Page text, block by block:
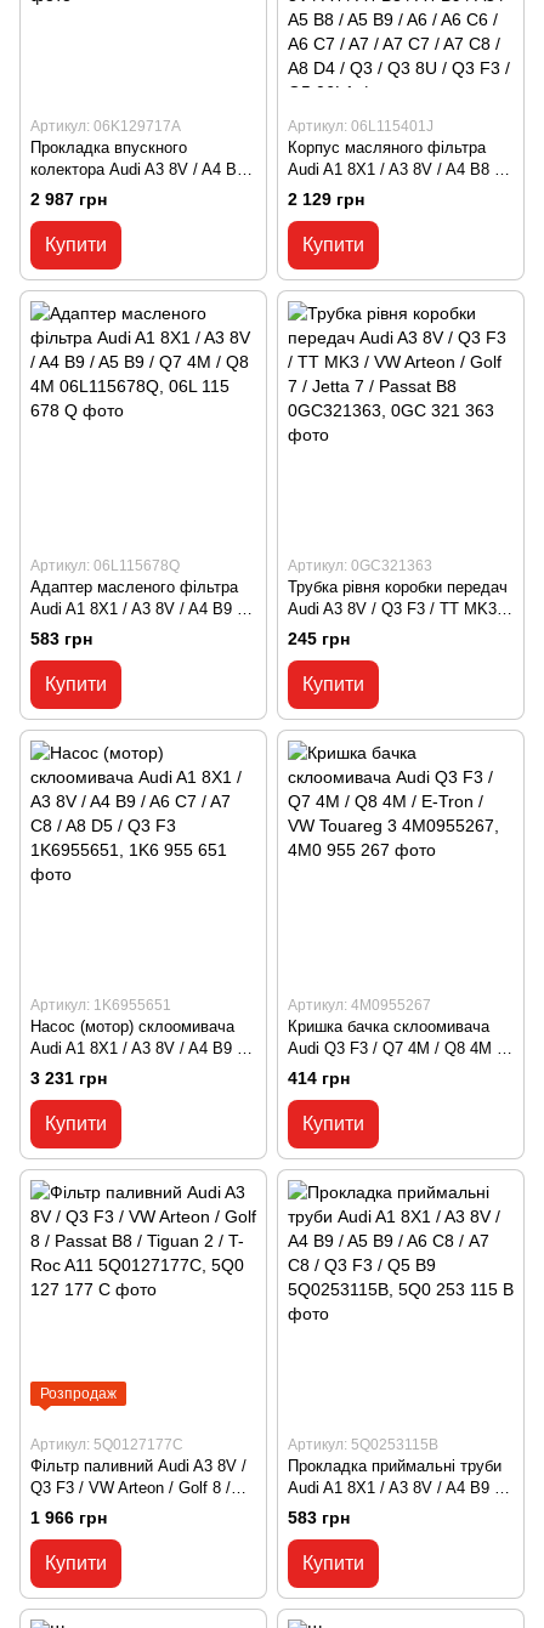
Артикул: 06K129717A
Прокладка впускного
колектора Audi A3 8V / A4 B9 /
A5 B9 / A6 C8 / A7 C8 / Q3 F3 /
Q5 / Q7 4M / Q8 4M
06K129717A, 06K 129 717 A
2 987 грн
Купити
Артикул: 06L115401J
Корпус масляного фільтра
Audi A1 8X1 / A3 8V / A4 B8 /
A4 B9 / A5 B8 / A5 B9 / A6 C6 /
A6 C7 / A7 C7 Audi / A1 / A1
8X1 / A3 / A3 8V / A4 / A4 B8 /
A4 B9 / A5 / A5 B8 / A5 B9 / A6
/ A6 C6 / A6 C7 / A7 / A7 C7 /
A7 C8 / A8 D4 / Q3 / Q3 8U /
Q3 F3 / Q5 06L1
2 129 грн
Купити
Артикул: 06L115678Q
Адаптер масленого фільтра
Audi A1 8X1 / A3 8V / A4 B9 /
A5 B9 / Q7 4M / Q8 4M
06L115678Q, 06L 115 678 Q
583 грн
Купити
Артикул: 0GC321363
Трубка рівня коробки передач
Audi A3 8V / Q3 F3 / TT MK3 /
VW Arteon / Golf 7 / Jetta 7 /
Passat B8 0GC321363, 0GC
321 363
245 грн
Купити
Артикул: 1K6955651
Насос (мотор) склоомивача
Audi A1 8X1 / A3 8V / A4 B9 /
A6 C7 / A7 C8 / A8 D5 / Q3 F3
1K6955651, 1K6 955 651
3 231 грн
Купити
Артикул: 4M0955267
Кришка бачка склоомивача
Audi Q3 F3 / Q7 4M / Q8 4M /
E-Tron / VW Touareg 3
4M0955267, 4M0 955 267
414 грн
Купити
Розпродаж
Артикул: 5Q0127177C
Фільтр паливний Audi A3 8V /
Q3 F3 / VW Arteon / Golf 8 /
Passat B8 / Tiguan 2 / T-Roc
A11 5Q0127177C, 5Q0 127 177
C
1 966 грн
Купити
Артикул: 5Q0253115B
Прокладка приймальні труби
Audi A1 8X1 / A3 8V / A4 B9 /
A5 B9 / A6 С8 / A7 C8 / Q3 F3 /
Q5 B9 5Q0253115B, 5Q0 253
115 B
583 грн
Купити